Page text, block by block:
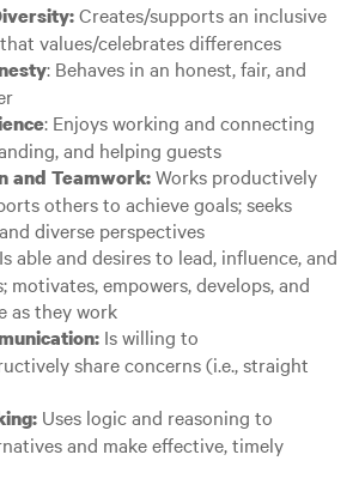
Creates/supports an inclusive
values/celebrates differences
: Behaves in an honest, fair, and
: Enjoys working and connecting
and helping guests
and Teamwork:Works productively
others to achieve goals; seeks
diverse perspectives
Is able and desires to lead, influence, and
motivates, empowers, develops, and
as they work
Is willing to
share concerns (i.e., straight
Uses logic and reasoning to
and make effective, timely